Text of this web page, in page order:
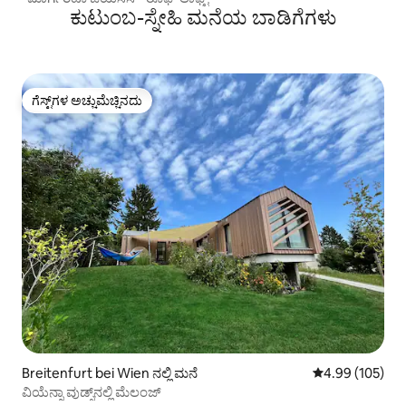
ಕುಟುಂಬ-ಸ್ನೇಹಿ ಮನೆಯ ಬಾಡಿಗೆಗಳು
ಗೆಸ್ಟ್‌ಗಳ ಅಚ್ಚುಮೆಚ್ಚಿನದು
ಗೆಸ್ಟ್‌ಗಳ ಅಚ್ಚುಮೆಚ್ಚಿನದು
Breitenfurt bei Wien ನಲ್ಲಿ ಮನೆ 5 ರಲ್ಲಿ 4.99
4.99 (105)
ವಿಯೆನ್ನಾ ವುಡ್ಸ್‌ನಲ್ಲಿ ಮೆಲಂಜ್